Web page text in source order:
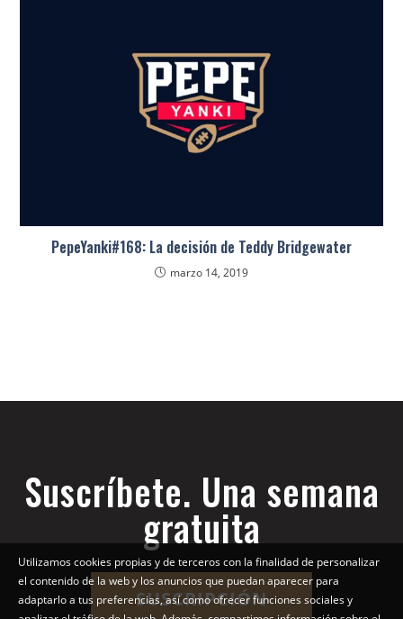
PepeYanki#168: La decisión de Teddy Bridgewater
marzo 14, 2019
Suscríbete. Una semana
gratuita
SUSCRIPCIÓN
Utilizamos cookies propias y de terceros con la finalidad de personalizar
el contenido de la web y los anuncios que puedan aparecer para
adaptarlo a tus preferencias, así como ofrecer funciones sociales y